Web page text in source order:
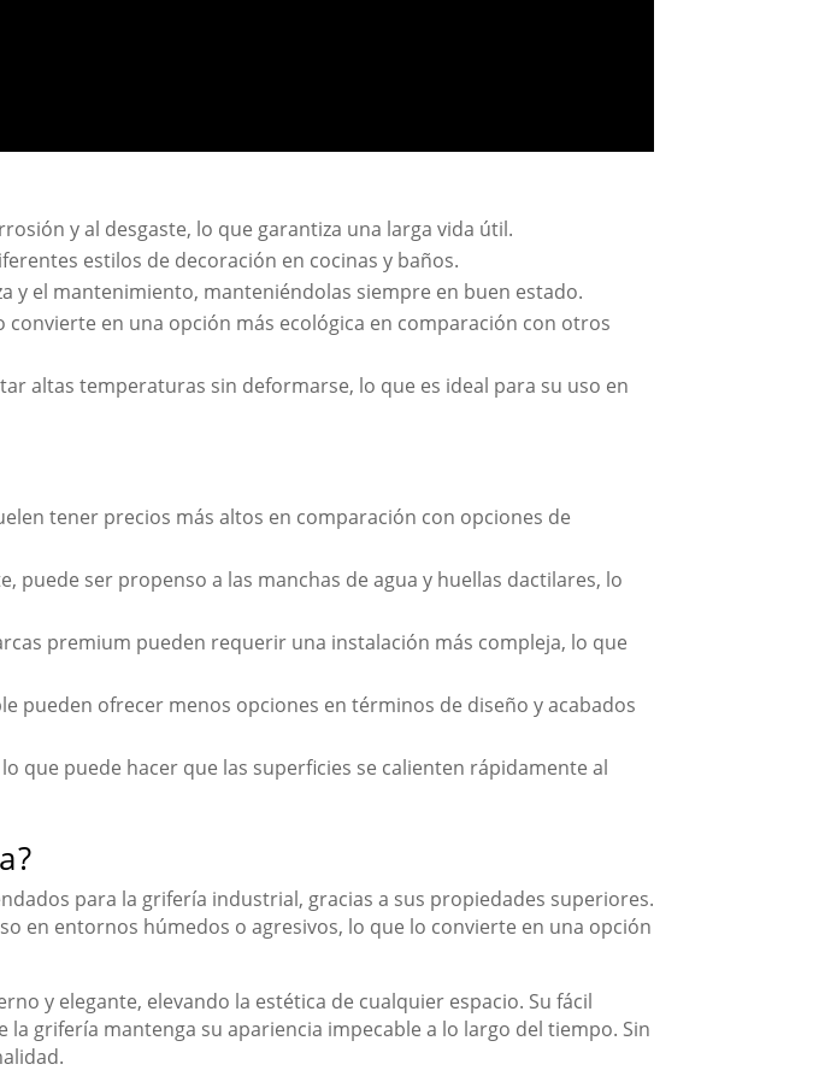
y al desgaste, lo que garantiza una larga vida útil.
estilos de decoración en cocinas y baños.
y el mantenimiento, manteniéndolas siempre en buen estado.
en una opción más ecológica en comparación con otros
altas temperaturas sin deformarse, lo que es ideal para su uso en
tener precios más altos en comparación con opciones de
puede ser propenso a las manchas de agua y huellas dactilares, lo
premium pueden requerir una instalación más compleja, lo que
pueden ofrecer menos opciones en términos de diseño y acabados
que puede hacer que las superficies se calienten rápidamente al
para la grifería industrial, gracias a sus propiedades superiores.
en entornos húmedos o agresivos, lo que lo convierte en una opción
y elegante, elevando la estética de cualquier espacio. Su fácil
grifería mantenga su apariencia impecable a lo largo del tiempo. Sin